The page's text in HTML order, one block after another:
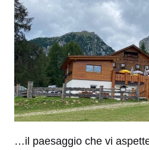
…il paesaggio che vi